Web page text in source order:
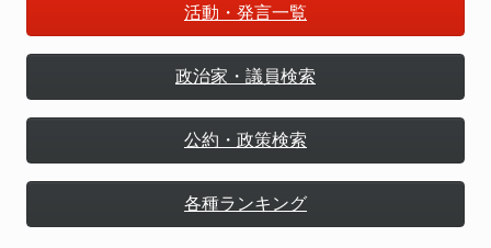
活動・発言一覧
政治家・議員検索
公約・政策検索
各種ランキング